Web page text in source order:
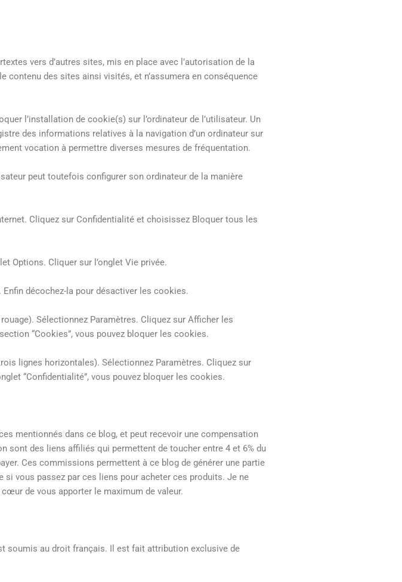
vers d’autres sites, mis en place avec l’autorisation de la
contenu des sites ainsi visités, et n’assumera en conséquence
l’installation de cookie(s) sur l’ordinateur de l’utilisateur. Un
des informations relatives à la navigation d’un ordinateur sur
vocation à permettre diverses mesures de fréquentation.
peut toutefois configurer son ordinateur de la manière
Cliquez sur Confidentialité et choisissez Bloquer tous les
Options. Cliquer sur l’onglet Vie privée.
décochez-la pour désactiver les cookies.
Sélectionnez Paramètres. Cliquez sur Afficher les
“Cookies”, vous pouvez bloquer les cookies.
lignes horizontales). Sélectionnez Paramètres. Cliquez sur
“Confidentialité”, vous pouvez bloquer les cookies.
mentionnés dans ce blog, et peut recevoir une compensation
sont des liens affiliés qui permettent de toucher entre 4 et 6% du
Ces commissions permettent à ce blog de générer une partie
vous passez par ces liens pour acheter ces produits. Je ne
de vous apporter le maximum de valeur.
soumis au droit français. Il est fait attribution exclusive de